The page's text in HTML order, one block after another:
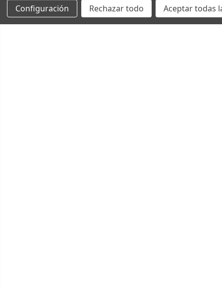
Configuración Rechazar todo Aceptar todas